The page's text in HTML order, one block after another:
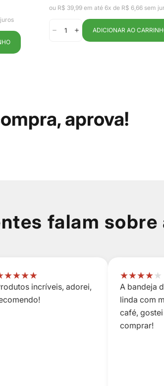
Ou
Ou
de
regular
ou R$ 39,99 em até 6x de R$ 6,66 sem
ADICIONAR AO
aprova!
falam sobre
★★★★
incríveis, adorei,
★★★★★
A bandeja
linda com
café,
comprar!